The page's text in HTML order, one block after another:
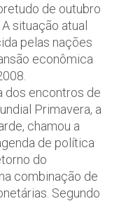
de outubro
situação atual
pelas nações
econômica
dos encontros de
Primavera, a
chamou a
de política
do
combinação de
Segundo